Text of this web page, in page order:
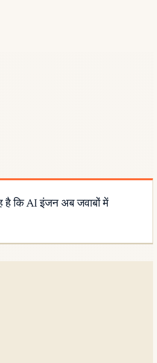
है कि AI इंजन अब जवाबों में